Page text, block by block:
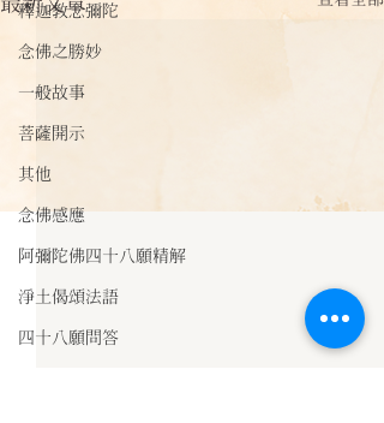
釋迦教念彌陀
念佛之勝妙
一般故事
菩薩開示
其他
念佛感應
阿彌陀佛四十八願精解
淨土偈頌法語
四十八願問答